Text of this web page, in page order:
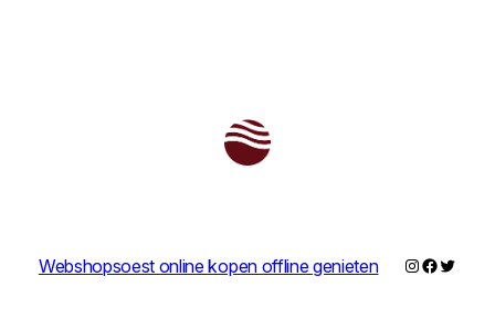
Webshopsoest online kopen offline genieten Instagram
Twitter